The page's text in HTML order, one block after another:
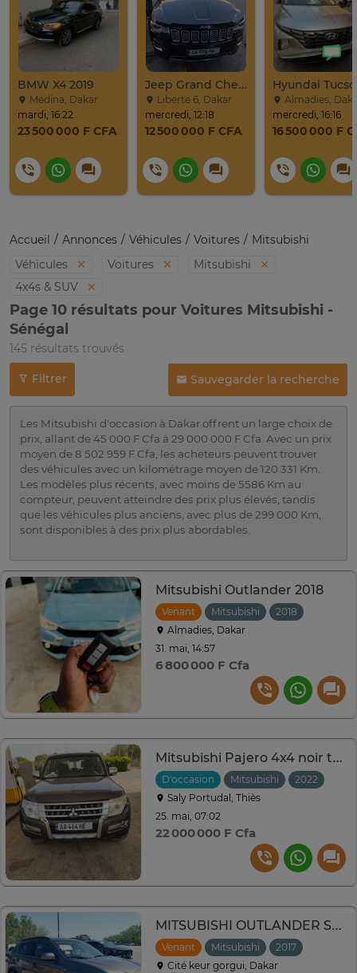
BMW X4 2019
Médina, Dakar
mardi, 16:22
23 500 000 F CFA
Jeep Grand Cherokee Overland 2019 À Vendre
Liberte 6, Dakar
mercredi, 12:18
12 500 000 F CFA
Almadies,
mercredi, 16:16
16 500 000 F
Accueil Annonces Véhicules Voitures
Mitsubishi
Véhicules
Voitures
Mitsubishi
4x4s & SUV
Page 10 résultats pour Voitures Mitsubishi -
Sénégal
145 résultats trouvés
Filtrer Sauvegarder la recherche
Les Mitsubishi d'occasion à Dakar offrent un large choix de
prix, allant de 45 000 F Cfa à 29 000 000 F Cfa. Avec un prix
moyen de 8 502 959 F Cfa, les acheteurs peuvent trouver
des véhicules avec un kilométrage moyen de 120 331 Km.
Les modèles plus récents, avec moins de 5586 Km au
compteur, peuvent atteindre des prix plus élevés, tandis
que les véhicules plus anciens, avec plus de 299 000 Km,
sont disponibles à des prix plus abordables.
Mitsubishi Outlander 2018
Venant Mitsubishi 2018
Almadies, Dakar
31. mai, 14:57
6 800 000 F Cfa
Mitsubishi Pajero 4x4 noir transmission intégrale
D'occasion Mitsubishi
2022
Saly Portudal, Thiès
25. mai, 07:02
22 000 000 F Cfa
MITSUBISHI OUTLANDER SEL
Venant Mitsubishi 2017
Cité keur gorgui, Dakar